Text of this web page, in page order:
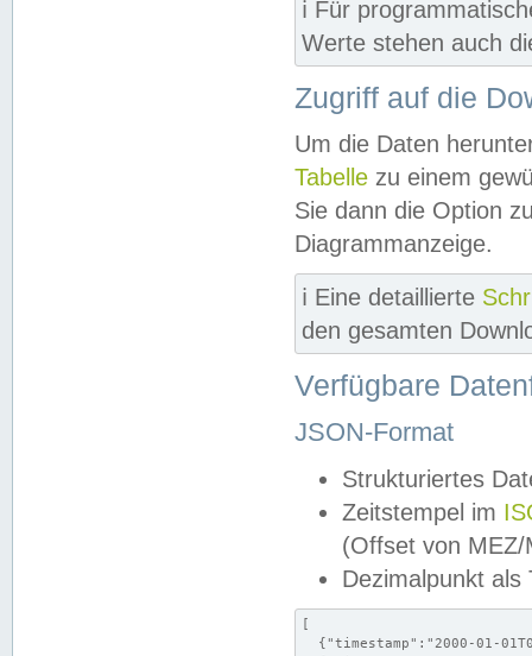
ℹ️ Für
Werte stehen auch
Zugriff auf die
Um die Daten
Tabelle zu einem
Sie dann die Option
Diagrammanzeige.
ℹ️ Eine detaillierte
den gesamten
Verfügbare
JSON-Format
Strukturiertes
Zeitstempel im
(Offset von MEZ/
Dezimalpunkt als
[
{"timestamp":"2000-01-